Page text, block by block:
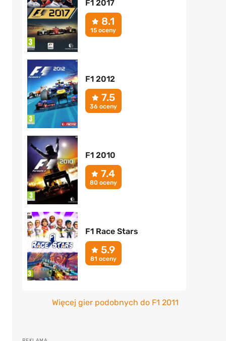
F1 2017
8.1
15 oceny
F1 2012
7.5
36 oceny
F1 2010
7.4
80 oceny
F1 Race Stars
5.9
81 oceny
Więcej gier podobnych do F1 2011